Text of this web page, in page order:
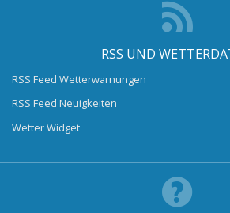
RSS UND
RSS Feed Wetterwarnungen
RSS Feed Neuigkeiten
Wetter Widget